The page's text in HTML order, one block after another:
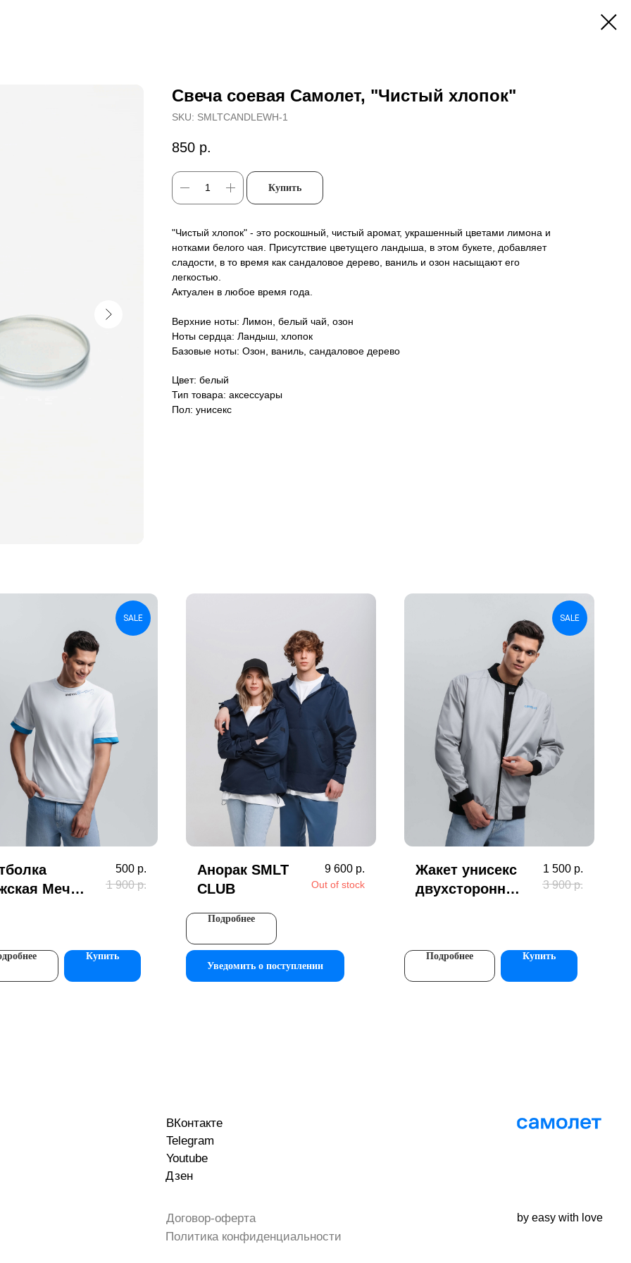
Свеча соевая Самолет, "Чистый хлопок"
SKU: SMLTCANDLEWH-1
850 р.
Купить
"Чистый хлопок" - это роскошный, чистый аромат, украшенный цветами лимона и
нотками белого чая. Присутствие цветущего ландыша, в этом букете, добавляет
сладости, в то время как сандаловое дерево, ваниль и озон насыщают его
легкостью.
Актуален в любое время года.
Верхние ноты: Лимон, белый чай, озон
Ноты сердца: Ландыш, хлопок
Базовые ноты: Озон, ваниль, сандаловое дерево
Цвет: белый
Тип товара: аксессуары
Пол: унисекс
SALE
Мечта
500 р.
1 900 р.
Купить
Анорак SMLT
CLUB
9 600 р.
Out of stock
Подробнее
Уведомить о поступлении
SALE
Жакет унисекс
двухсторонний
1 500 р.
3 900 р.
Подробнее Купить
by easy with love
ВКонтакте
Telegram
Договор-оферта
Youtube
Дзен
Политика конфиденциальности